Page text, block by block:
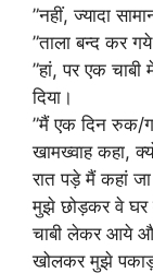
”नहीं, ज्यादा
”ताला बन्द कर
”हां, पर एक
दिया।
”मैं एक दिन रुक/
खामख्वाह कहा,
रात पड़े मैं कहां
मुझे छोड़कर वे घर
चाबी लेकर आये
खोलकर मुझे